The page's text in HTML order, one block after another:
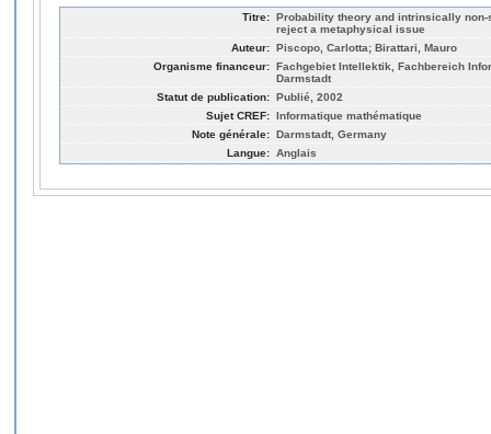
Titre: Probability theory and intrinsically
reject a metaphysical issue
Auteur: Piscopo, Carlotta; Birattari, Mauro
Organisme financeur: Fachgebiet Intellektik, Fachbereich
Darmstadt
Statut de publication: Publié, 2002
Sujet CREF: Informatique mathématique
Note générale: Darmstadt, Germany
Langue: Anglais